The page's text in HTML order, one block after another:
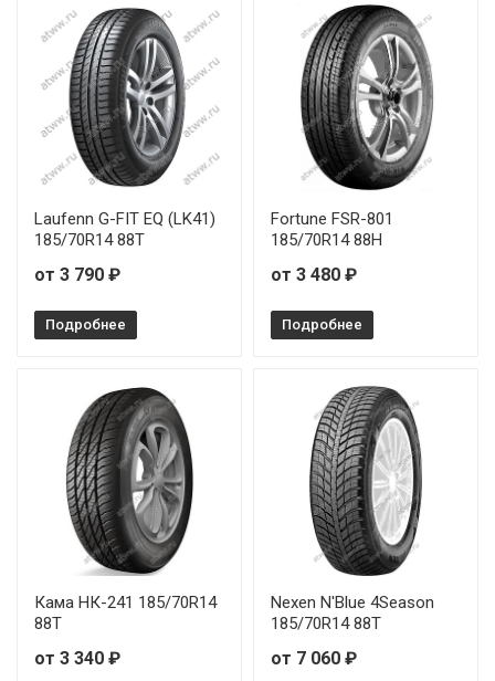
Laufenn G-FIT EQ (LK41)
185/70R14 88T
от 3 790 ₽
Подробнее
Fortune FSR-801
185/70R14 88H
от 3 480 ₽
Подробнее
Кама НК-241 185/70R14
88T
от 3 340 ₽
Nexen N'Blue 4Season
185/70R14 88T
от 7 060 ₽